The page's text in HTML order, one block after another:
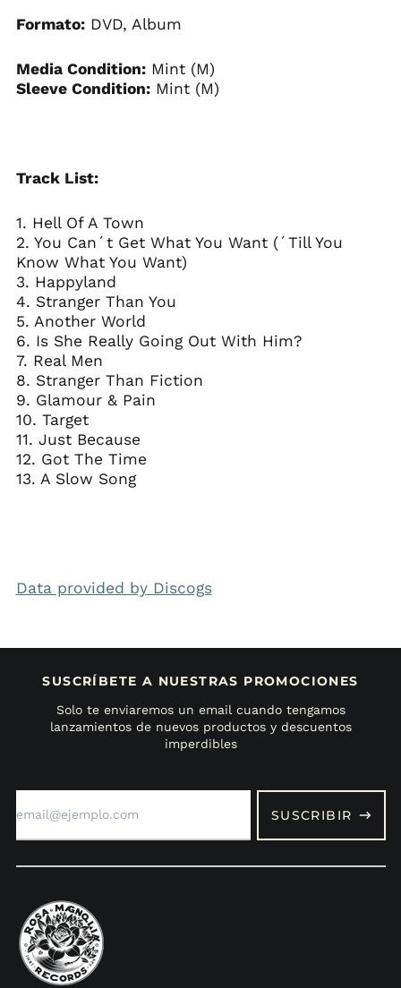
Formato:DVD, Album
Media Condition:Mint (M)
Sleeve Condition:Mint (M)
Track List:
1. Hell Of A Town
2. You Can´t Get What You Want (´Till You
Know What You Want)
3. Happyland
4. Stranger Than You
5. Another World
6. Is She Really Going Out With Him?
7. Real Men
8. Stranger Than Fiction
9. Glamour & Pain
10. Target
11. Just Because
12. Got The Time
13. A Slow Song
Data provided by Discogs
SUSCRÍBETE A NUESTRAS PROMOCIONES
Solo te enviaremos un email cuando tengamos
lanzamientos de nuevos productos y descuentos
imperdibles
SUSCRIBIR